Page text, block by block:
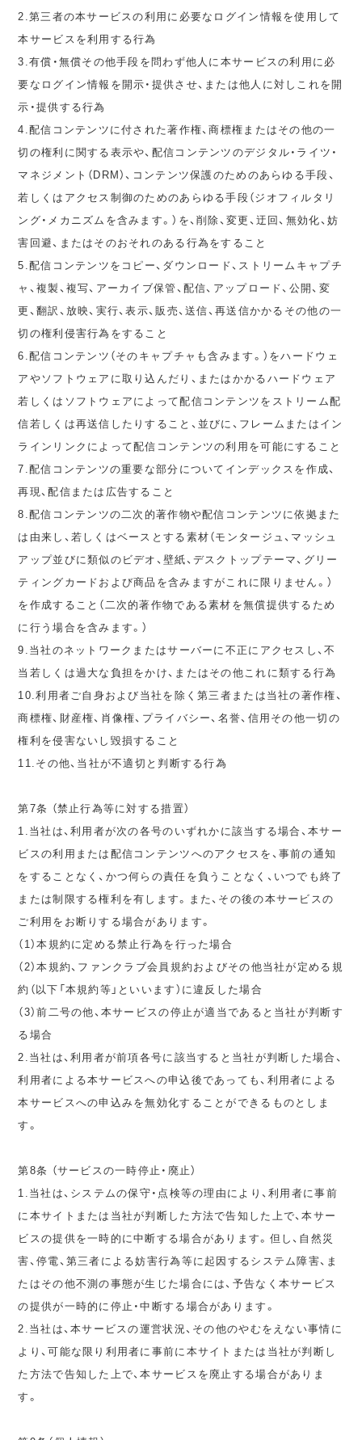
2.第三者の本サービスの利用に必要なログイン情報を使用して
本サービスを利用する行為
3.有償・無償その他手段を問わず他人に本サービスの利用に必
要なログイン情報を開示・提供させ、または他人に対しこれを開
示・提供する行為
4.配信コンテンツに付された著作権、商標権またはその他の一
切の権利に関する表示や、配信コンテンツのデジタル・ライツ・
マネジメント（DRM）、コンテンツ保護のためのあらゆる手段、
若しくはアクセス制御のためのあらゆる手段（ジオフィルタリ
ング・メカニズムを含みます。）を、削除、変更、迂回、無効化、妨
害回避、またはそのおそれのある行為をすること
5.配信コンテンツをコピー、ダウンロード、ストリームキャプチ
ャ、複製、複写、アーカイブ保管、配信、アップロード、公開、変
更、翻訳、放映、実行、表示、販売、送信、再送信かかるその他の一
切の権利侵害行為をすること
6.配信コンテンツ（そのキャプチャも含みます。）をハードウェ
アやソフトウェアに取り込んだり、またはかかるハードウェア
若しくはソフトウェアによって配信コンテンツをストリーム配
信若しくは再送信したりすること、並びに、フレームまたはイン
ラインリンクによって配信コンテンツの利用を可能にすること
7.配信コンテンツの重要な部分についてインデックスを作成、
再現、配信または広告すること
8.配信コンテンツの二次的著作物や配信コンテンツに依拠また
は由来し、若しくはベースとする素材（モンタージュ、マッシュ
アップ並びに類似のビデオ、壁紙、デスクトップテーマ、グリー
ティングカードおよび商品を含みますがこれに限りません。）
を作成すること（二次的著作物である素材を無償提供するため
に行う場合を含みます。）
9.当社のネットワークまたはサーバーに不正にアクセスし、不
当若しくは過大な負担をかけ、またはその他これに類する行為
10.利用者ご自身および当社を除く第三者または当社の著作権、
商標権、財産権、肖像権、プライバシー、名誉、信用その他一切の
権利を侵害ないし毀損すること
11.その他、当社が不適切と判断する行為
第7条 （禁止行為等に対する措置）
1.当社は、利用者が次の各号のいずれかに該当する場合、本サー
ビスの利用または配信コンテンツへのアクセスを、事前の通知
をすることなく、かつ何らの責任を負うことなく、いつでも終了
または制限する権利を有します。また、その後の本サービスの
ご利用をお断りする場合があります。
（1）本規約に定める禁止行為を行った場合
（2）本規約、ファンクラブ会員規約およびその他当社が定める規
約（以下「本規約等」といいます）に違反した場合
（3）前二号の他、本サービスの停止が適当であると当社が判断す
る場合
2.当社は、利用者が前項各号に該当すると当社が判断した場合、
利用者による本サービスへの申込後であっても、利用者による
本サービスへの申込みを無効化することができるものとしま
す。
第8条 （サービスの一時停止・廃止）
1.当社は、システムの保守・点検等の理由により、利用者に事前
に本サイトまたは当社が判断した方法で告知した上で、本サー
ビスの提供を一時的に中断する場合があります。但し、自然災
害、停電、第三者による妨害行為等に起因するシステム障害、ま
たはその他不測の事態が生じた場合には、予告なく本サービス
の提供が一時的に停止・中断する場合があります。
2.当社は、本サービスの運営状況、その他のやむをえない事情に
より、可能な限り利用者に事前に本サイトまたは当社が判断し
た方法で告知した上で、本サービスを廃止する場合がありま
す。